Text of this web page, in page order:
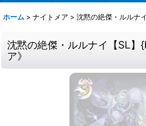
ホーム > ナイトメア > 沈黙の絶傑・ルルナ
沈黙の絶傑・ルルナイ【SL】
ア》